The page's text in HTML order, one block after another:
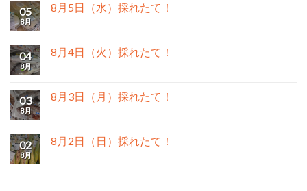
05
8月
8月5日（水）採れたて！
04
8月
8月4日（火）採れたて！
03
8月
8月3日（月）採れたて！
02
8月
8月2日（日）採れたて！